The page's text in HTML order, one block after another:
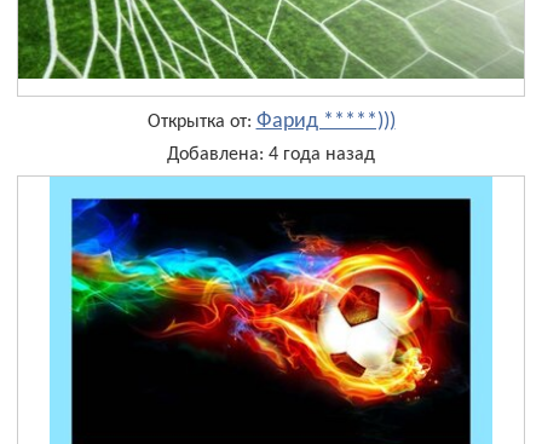
Открытка от: Фарид *****)))
Добавлена: 4 года назад